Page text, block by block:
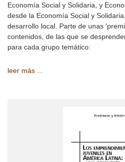
Economía Social y Solidaria, y
desde la Economía Social y
desarrollo local. Parte de unas
contenidos, de las que se
para cada grupo temático:
leer más ...